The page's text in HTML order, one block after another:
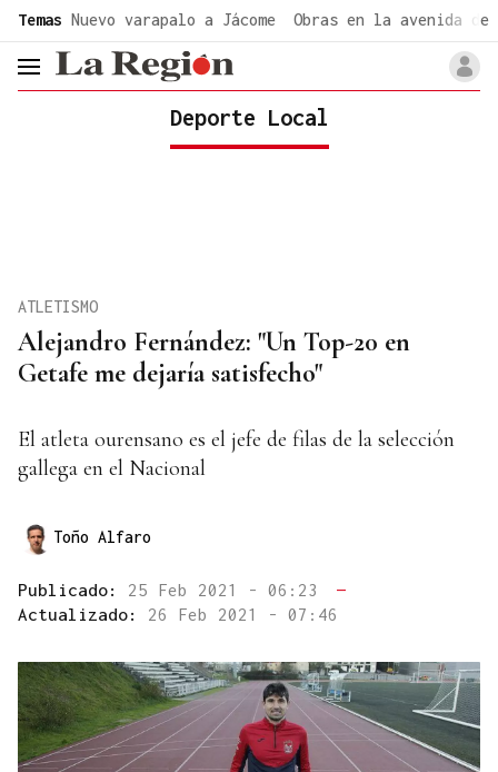
Temas Nuevo varapalo a Jácome Obras en la avenida de
header.menu.open
Deporte Local
Alejandro Fernández: "Un Top-20 en
Getafe me dejaría satisfecho"
ATLETISMO
El atleta ourensano es el jefe de filas de la selección
gallega en el Nacional
Toño Alfaro
Publicado: 25 Feb 2021 - 06:23
—
Actualizado: 26 Feb 2021 - 07:46